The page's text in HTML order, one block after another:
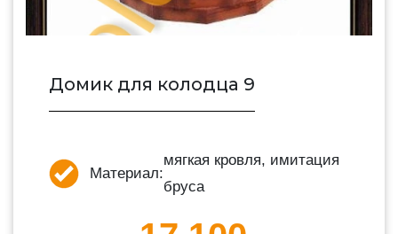
Домик для колодца 9
Материал:
мягкая кровля, имитация
бруса